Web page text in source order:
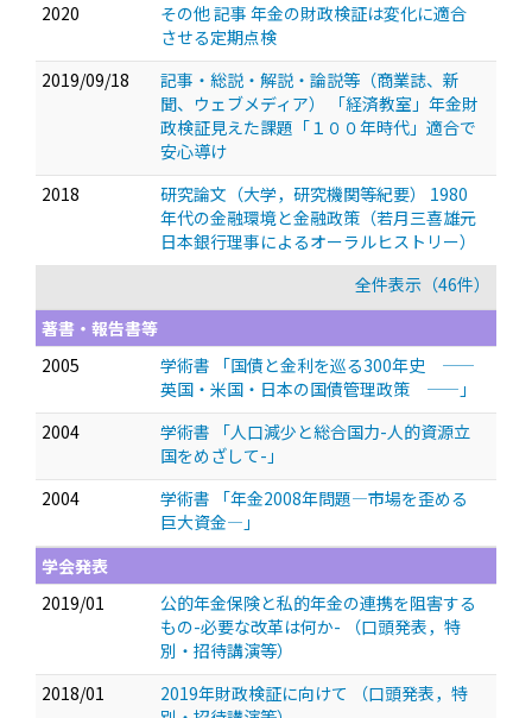
2020
その他 記事 年金の財政検証は変化に適合
させる定期点検
2019/09/18
記事・総説・解説・論説等（商業誌、新
聞、ウェブメディア） 「経済教室」年金財
政検証見えた課題「１００年時代」適合で
安心導け
2018
研究論文（大学，研究機関等紀要） 1980
年代の金融環境と金融政策（若月三喜雄元
日本銀行理事によるオーラルヒストリー）
全件表示（46件）
著書・報告書等
2005
学術書 「国債と金利を巡る300年史 ——
英国・米国・日本の国債管理政策 ——」
2004
学術書 「人口減少と総合国力-人的資源立
国をめざして-」
2004
学術書 「年金2008年問題—市場を歪める
巨大資金—」
学会発表
2019/01
公的年金保険と私的年金の連携を阻害する
もの-必要な改革は何か-
（口頭発表，特
別・招待講演等）
2018/01
2019年財政検証に向けて
（口頭発表，特